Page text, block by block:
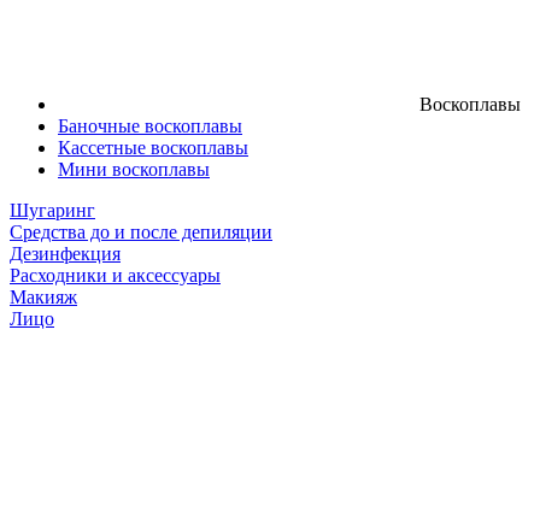
Воскоплавы
Баночные воскоплавы
Кассетные воскоплавы
Мини воскоплавы
Шугаринг
Средства до и после депиляции
Дезинфекция
Расходники и аксессуары
Макияж
Лицо